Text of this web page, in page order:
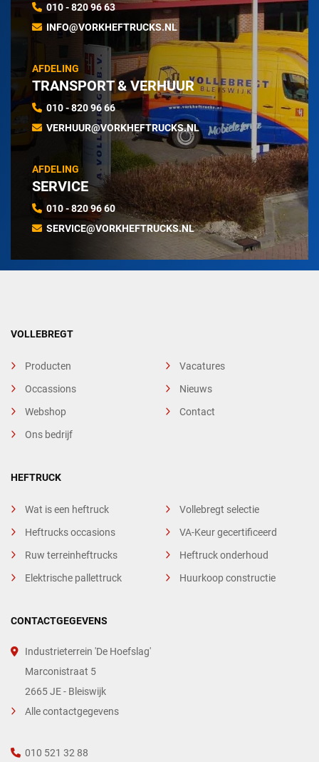
010 - 820 96 63
INFO@VORKHEFTRUCKS.NL
AFDELING
TRANSPORT & VERHUUR
010 - 820 96 66
VERHUUR@VORKHEFTRUCKS.NL
AFDELING
SERVICE
010 - 820 96 60
SERVICE@VORKHEFTRUCKS.NL
VOLLEBREGT
Producten
Occassions
Webshop
Ons bedrijf
Vacatures
Nieuws
Contact
HEFTRUCK
Wat is een heftruck
Heftrucks occasions
Ruw terreinheftrucks
Elektrische pallettruck
Vollebregt selectie
VA-Keur gecertificeerd
Heftruck onderhoud
Huurkoop constructie
CONTACTGEGEVENS
Industrieterrein 'De Hoefslag'
Marconistraat 5
2665 JE - Bleiswijk
Alle contactgegevens
010 521 32 88